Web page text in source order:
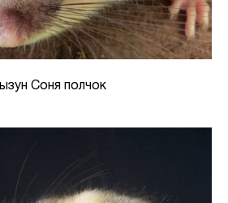
Соня полчок